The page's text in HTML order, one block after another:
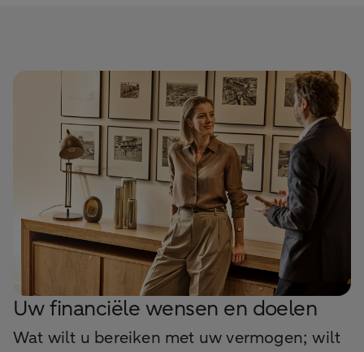
Uw financiële wensen en doelen
Wat wilt u bereiken met uw vermogen; wilt